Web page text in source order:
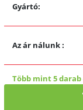
Gyártó:
Az ár nálunk:
Több mint 5 darab